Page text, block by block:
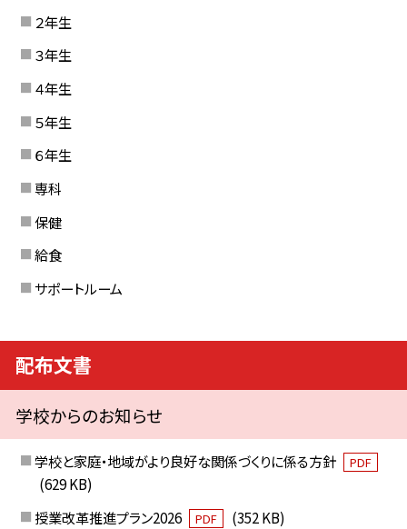
２年生
３年生
４年生
５年生
６年生
専科
保健
給食
サポートルーム
配布文書
学校からのお知らせ
学校と家庭・地域がより良好な関係づくりに係る方針 PDF
(629 KB)
授業改革推進プラン2026
PDF (352 KB)